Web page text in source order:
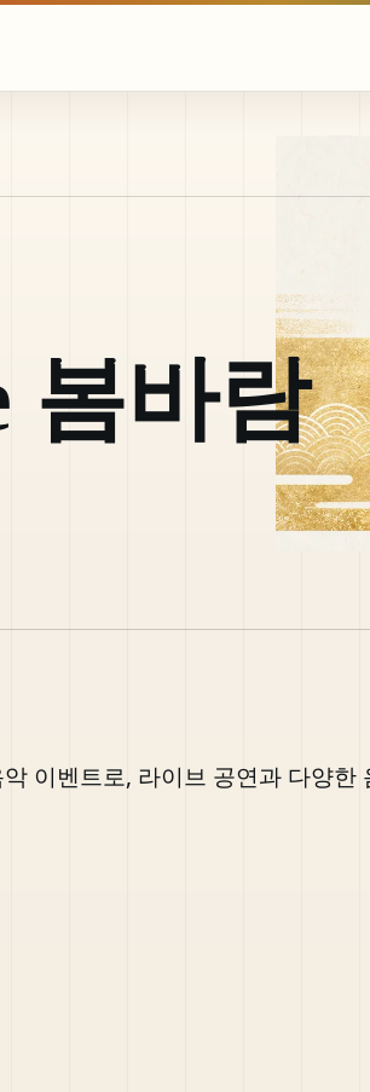
봄바람
이벤트로, 라이브 공연과 다양한